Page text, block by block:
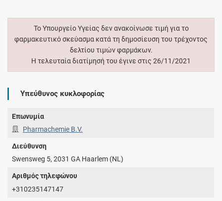
Το Υπουργείο Υγείας δεν ανακοίνωσε τιμή για το
φαρμακευτικό σκεύασμα κατά τη δημοσίευση του τρέχοντος
δελτίου τιμών φαρμάκων.
Η τελευταία διατίμησή του έγινε στις 26/11/2021
Υπεύθυνος κυκλοφορίας
Επωνυμία
Pharmachemie B.V.
Διεύθυνση
Swensweg 5, 2031 GA Haarlem (NL)
Αριθμός τηλεφώνου
+310235147147